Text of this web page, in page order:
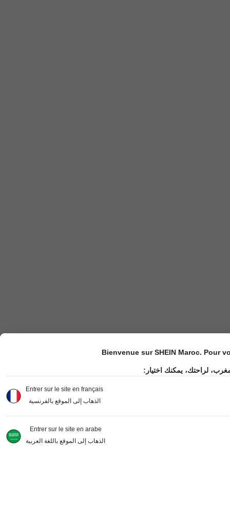
Bienvenue sur SHEIN Maroc. Pour
لراحتك، يمكنك اختيار:
Entrer sur le site en français
الذهاب إلى الموقع بالفرنسية
Entrer sur le site en arabe
الذهاب إلى الموقع باللغة العربية